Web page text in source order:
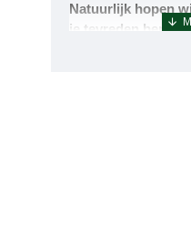
Natuurlijk hopen
je tevreden bent